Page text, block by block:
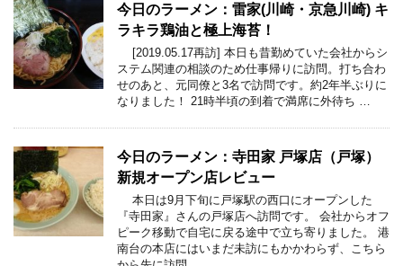
今日のラーメン：雷家(川崎・京急川崎) キ
ラキラ鶏油と極上海苔！
[2019.05.17再訪] 本日も昔勤めていた会社からシ
ステム関連の相談のため仕事帰りに訪問。打ち合わ
せのあと、元同僚と3名で訪問です。約2年半ぶりに
なりました！ 21時半頃の到着で満席に外待ち …
今日のラーメン：寺田家 戸塚店（戸塚）
新規オープン店レビュー
本日は9月下旬に戸塚駅の西口にオープンした
『寺田家』さんの戸塚店へ訪問です。 会社からオフ
ピーク移動で自宅に戻る途中で立ち寄りました。 港
南台の本店にはいまだ未訪にもかかわらず、こちら